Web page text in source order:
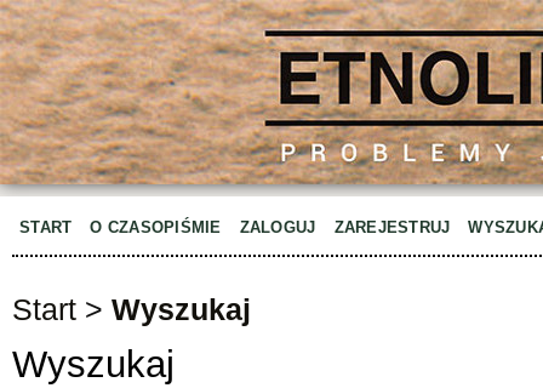
START O CZASOPIŚMIE ZALOGUJ ZAREJESTRUJ
Start > Wyszukaj
Wyszukaj